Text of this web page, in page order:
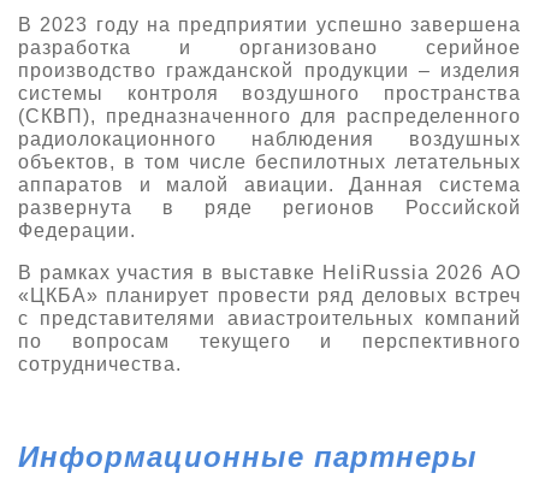
В 2023 году на предприятии успешно завершена
разработка и организовано серийное
производство гражданской продукции – изделия
системы контроля воздушного пространства
(СКВП), предназначенного для распределенного
радиолокационного наблюдения воздушных
объектов, в том числе беспилотных летательных
аппаратов и малой авиации. Данная система
развернута в ряде регионов Российской
Федерации.
В рамках участия в выставке HeliRussia 2026 АО
«ЦКБА» планирует провести ряд деловых встреч
с представителями авиастроительных компаний
по вопросам текущего и перспективного
сотрудничества.
Информационные партнеры